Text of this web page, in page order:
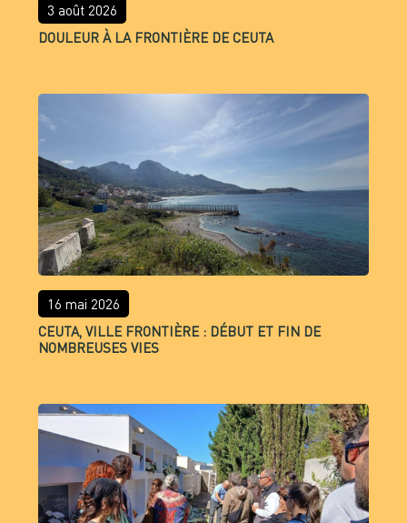
3 août 2026
DOULEUR À LA FRONTIÈRE DE CEUTA
16 mai 2026
CEUTA, VILLE FRONTIÈRE : DÉBUT ET FIN DE
NOMBREUSES VIES